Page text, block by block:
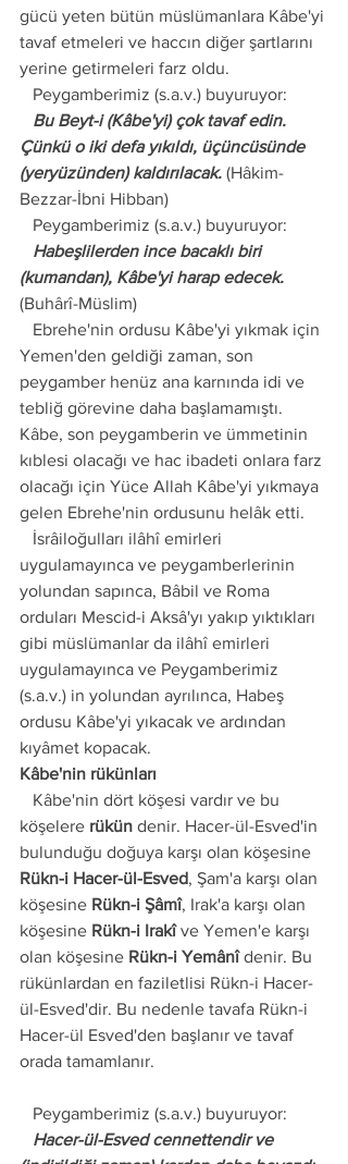
gücü yeten bütün müslümanlara Kâbe'yi
tavaf etmeleri ve haccın diğer şartlarını
yerine getirmeleri farz oldu.
   Peygamberimiz (s.a.v.) buyuruyor:
Çünkü o iki defa yıkıldı, üçüncüsünde
(yeryüzünden) kaldırılacak. (Hâkim-
Bezzar-İbni Hibban)
   Peygamberimiz (s.a.v.) buyuruyor:
(kumandan), Kâbe'yi harap edecek.
(Buhârî-Müslim)
Yemen'den geldiği zaman, son
peygamber henüz ana karnında idi ve
tebliğ görevine daha başlamamıştı.
Kâbe, son peygamberin ve ümmetinin
kıblesi olacağı ve hac ibadeti onlara farz
olacağı için Yüce Allah Kâbe'yi yıkmaya
gelen Ebrehe'nin ordusunu helâk etti.
uygulamayınca ve peygamberlerinin
yolundan sapınca, Bâbil ve Roma
orduları Mescid-i Aksâ'yı yakıp yıktıkları
gibi müslümanlar da ilâhî emirleri
uygulamayınca ve Peygamberimiz
(s.a.v.) in yolundan ayrılınca, Habeş
ordusu Kâbe'yi yıkacak ve ardından
kıyâmet kopacak.
Kâbe'nin rükünları
köşelere rükün denir. Hacer-ül-Esved'in
bulunduğu doğuya karşı olan köşesine
Rükn-i Hacer-ül-Esved, Şam'a karşı olan
köşesine Rükn-i Şâmî, Irak'a karşı olan
köşesine Rükn-i Irakî ve Yemen'e karşı
olan köşesine Rükn-i Yemânî denir. Bu
rükünlardan en faziletlisi Rükn-i Hacer-
ül-Esved'dir. Bu nedenle tavafa Rükn-i
Hacer-ül Esved'den başlanır ve tavaf
orada tamamlanır.
   Peygamberimiz (s.a.v.) buyuruyor: